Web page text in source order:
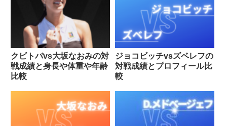
クビトバvs大坂なおみの対
戦成績と身長や体重や年齢
比較
ジョコビッチvsズベレフの
対戦成績とプロフィール比
較